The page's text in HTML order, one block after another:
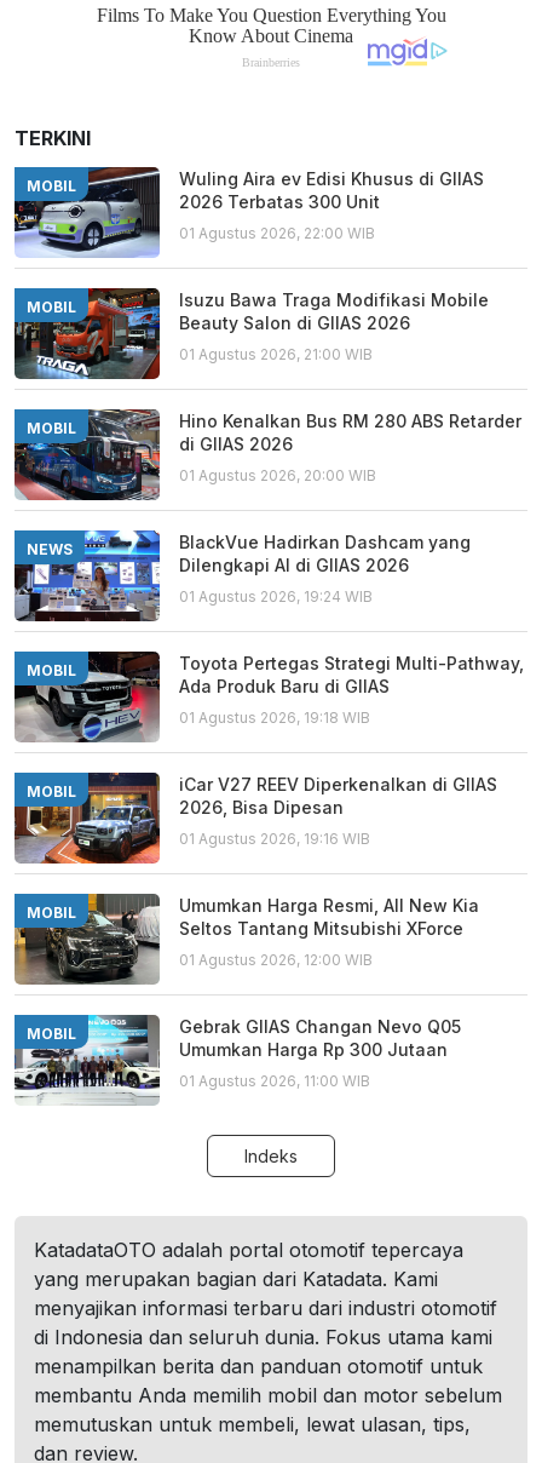
TERKINI
MOBIL
Wuling Aira ev Edisi Khusus di GIIAS
2026 Terbatas 300 Unit
01 Agustus 2026, 22:00 WIB
MOBIL
Isuzu Bawa Traga Modifikasi Mobile
Beauty Salon di GIIAS 2026
01 Agustus 2026, 21:00 WIB
MOBIL
Hino Kenalkan Bus RM 280 ABS Retarder
di GIIAS 2026
01 Agustus 2026, 20:00 WIB
NEWS
BlackVue Hadirkan Dashcam yang
Dilengkapi AI di GIIAS 2026
01 Agustus 2026, 19:24 WIB
MOBIL
Toyota Pertegas Strategi Multi-Pathway,
Ada Produk Baru di GIIAS
01 Agustus 2026, 19:18 WIB
MOBIL
iCar V27 REEV Diperkenalkan di GIIAS
2026, Bisa Dipesan
01 Agustus 2026, 19:16 WIB
MOBIL
Umumkan Harga Resmi, All New Kia
Seltos Tantang Mitsubishi XForce
01 Agustus 2026, 12:00 WIB
MOBIL
Gebrak GIIAS Changan Nevo Q05
Umumkan Harga Rp 300 Jutaan
01 Agustus 2026, 11:00 WIB
Indeks
KatadataOTO adalah portal otomotif tepercaya
yang merupakan bagian dari Katadata. Kami
menyajikan informasi terbaru dari industri otomotif
di Indonesia dan seluruh dunia. Fokus utama kami
menampilkan berita dan panduan otomotif untuk
membantu Anda memilih mobil dan motor sebelum
memutuskan untuk membeli, lewat ulasan, tips,
dan review.